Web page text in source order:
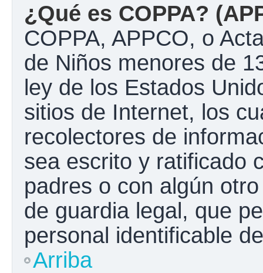
¿Qué es COPPA?
COPPA, APPCO, o
de Niños menores de
ley de los Estados
sitios de Internet, los
recolectores de
sea escrito y ratificado
padres o con algún
de guardia legal, que
personal identificable
Arriba